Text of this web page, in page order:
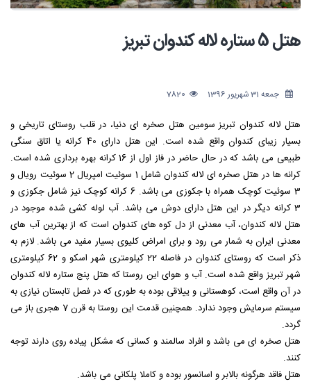
هتل 5 ستاره لاله کندوان تبریز
جمعه 31 شهریور 1396
هتل لاله کندوان تبریز سومین هتل صخره ای دنیا، در قلب روستای تاریخی و
بسیار زیبای کندوان واقع شده است. این هتل دارای 40 کرانه یا اتاق سنگی
طبیعی می باشد که در حال حاضر در فاز اول از 16 کرانه بهره برداری شده است.
کرانه ها در هتل صخره ای لاله کندوان شامل 1 سوئیت امپریال 2 سوئیت رویال و
3 سوئیت کوچک همراه با جکوزی می باشد. 6 کرانه کوچک نیز شامل جکوزی و
3 کرانه دیگر در این هتل دارای دوش می باشد. آب لوله کشی شده موجود در
هتل لاله کندوان، آب معدنی از دل کوه های کندوان است که از بهترین آب های
معدنی ایران به شمار می رود و برای امراض کلیوی بسیار مفید می باشد. لازم به
ذکر است که روستای کندوان در فاصله 22 کیلومتری شهر اسکو و 62 کیلومتری
شهر تبریز واقع شده است. آب و هوای این روستا که هتل پنج ستاره لاله کندوان
در آن واقع است، کوهستانی و ییلاقی بوده به طوری که در فصل تابستان نیازی به
سیستم سرمایش وجود ندارد. همچنین قدمت این روستا به قرن 7 هجری باز می
گردد.
هتل صخره ای می باشد و افراد سالمند و کسانی که مشکل پیاده روی دارند توجه
کنند.
هتل فاقد هرگونه بالابر و اسانسور بوده و کاملا پلکانی می باشد.